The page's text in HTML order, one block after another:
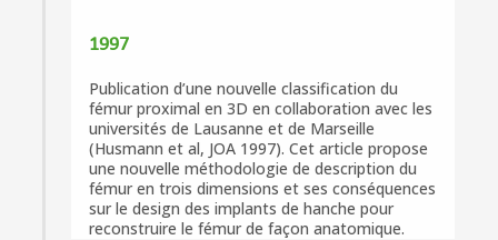
1997
Publication d’une nouvelle classification du
fémur proximal en 3D en collaboration avec les
universités de Lausanne et de Marseille
(Husmann et al, JOA 1997). Cet article propose
une nouvelle méthodologie de description du
fémur en trois dimensions et ses conséquences
sur le design des implants de hanche pour
reconstruire le fémur de façon anatomique.